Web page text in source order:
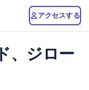
アクセスする
、ジロー